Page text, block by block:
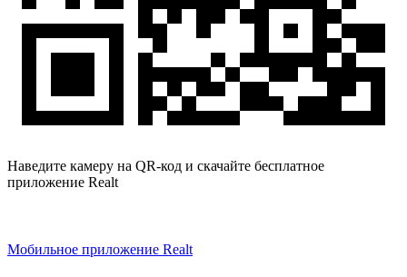
Наведите камеру на QR-код и скачайте бесплатное
приложение Realt
Мобильное приложение Realt